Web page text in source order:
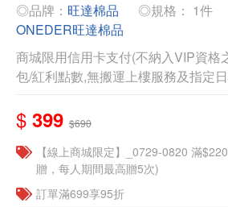
◎品牌： 旺達棉品 ◎規格： 1件
ONEDER旺達棉品
商城限用信用卡支付(不納入VIP資格
包/紅利點數,無搬運上樓服務及指定
$ 399 $690
【線上商城限定】_0729-0820 滿
贈，每人期間最高贈5次)
訂單滿699享95折